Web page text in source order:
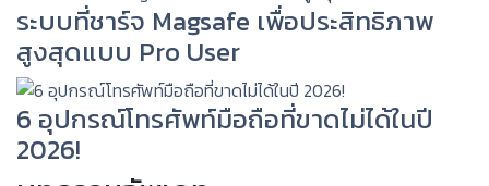
ระบบที่ชาร์จ Magsafe เพื่อประสิทธิภาพ
สูงสุดแบบ Pro User
6 อุปกรณ์โทรศัพท์มือถือที่ขาดไม่ได้ในปี
2026!